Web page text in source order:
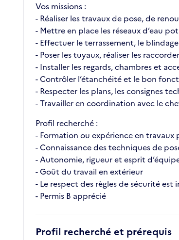
Vos missions :
- Réaliser les travaux de pose, de
- Mettre en place les réseaux d’eau
- Effectuer le terrassement, le
- Poser les tuyaux, réaliser les
- Installer les regards, chambres et
- Contrôler l’étanchéité et le bon
- Respecter les plans, les consignes
- Travailler en coordination avec le
Profil recherché :
- Formation ou expérience en travaux
- Connaissance des techniques de
- Autonomie, rigueur et esprit
- Goût du travail en extérieur
- Le respect des règles de sécurité est
- Permis B apprécié
Profil recherché et prérequis